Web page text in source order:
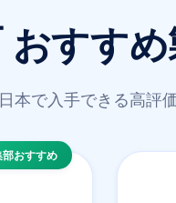
おすす
日本で入手できる高評
部おすすめ